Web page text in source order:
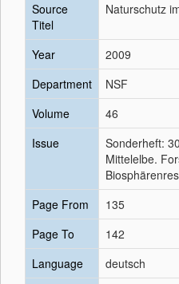
Source
Titel
Naturschutz
Year
2009
Department
NSF
Volume
46
Issue
Sonderheft:
Mittelelbe.
Page From
135
Page To
142
Language
deutsch